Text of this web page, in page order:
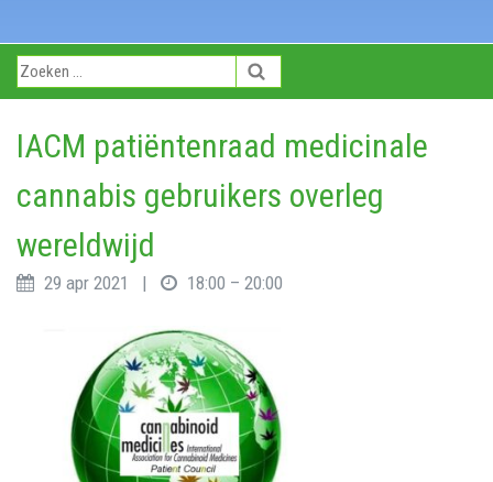
IACM patiëntenraad medicinale
cannabis gebruikers overleg
wereldwijd
29 apr 2021 | 18:00 – 20:00